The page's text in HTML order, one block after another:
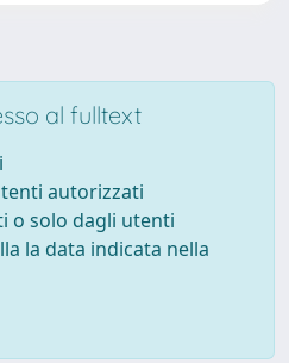
al fulltext
autorizzati
o solo dagli utenti
la data indicata nella